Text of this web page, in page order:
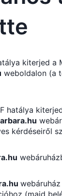
kiterjed
weboldalon (a
hatálya
kérdéseiről
(majd